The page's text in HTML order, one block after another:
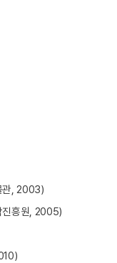
관, 2003)
진흥원, 2005)